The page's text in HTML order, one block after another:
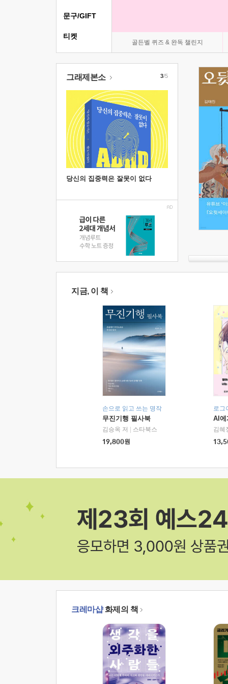
골든벨 퀴즈 & 완독 챌린지
문구/GIFT
티켓
그래제본소
당신의 집중력은 잘못이 없다
3/5
지금, 이 책
손으로 읽고 쓰는 명작
무진기행 필사북
김승옥 저
스타북스
19,800원
로그
AI에
김혜
크레마샵화제의 책